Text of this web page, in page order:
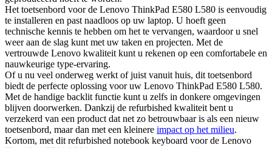
Het toetsenbord voor de Lenovo ThinkPad E580 L580 is eenvoudig
te installeren en past naadloos op uw laptop. U hoeft geen
technische kennis te hebben om het te vervangen, waardoor u snel
weer aan de slag kunt met uw taken en projecten. Met de
vertrouwde Lenovo kwaliteit kunt u rekenen op een comfortabele en
nauwkeurige type-ervaring.
Of u nu veel onderweg werkt of juist vanuit huis, dit toetsenbord
biedt de perfecte oplossing voor uw Lenovo ThinkPad E580 L580.
Met de handige backlit functie kunt u zelfs in donkere omgevingen
blijven doorwerken. Dankzij de refurbished kwaliteit bent u
verzekerd van een product dat net zo betrouwbaar is als een nieuw
toetsenbord, maar dan met een kleinere impact op het milieu.
Kortom, met dit refurbished notebook keyboard voor de Lenovo